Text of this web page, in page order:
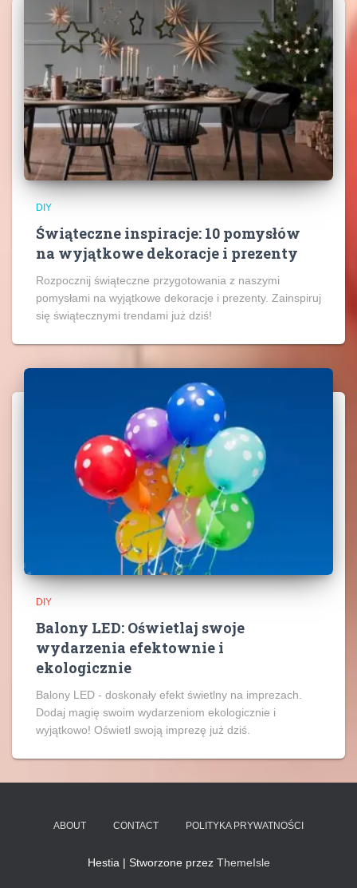
DIY
Świąteczne inspiracje: 10 pomysłów
na wyjątkowe dekoracje i prezenty
Rozpocznij świąteczne przygotowania z naszymi
pomysłami na wyjątkowe dekoracje i prezenty. Zainspiruj
się świątecznymi trendami już dziś!
DIY
Balony LED: Oświetlaj swoje
wydarzenia efektownie i
ekologicznie
Balony LED - doskonały efekt świetlny na imprezach.
Dodaj magię swoim wydarzeniom ekologicznie i
wyjątkowo! Oświetl swoją imprezę już dziś.
ABOUT CONTACT POLITYKA PRYWATNOŚCI
Hestia | Stworzone przez ThemeIsle